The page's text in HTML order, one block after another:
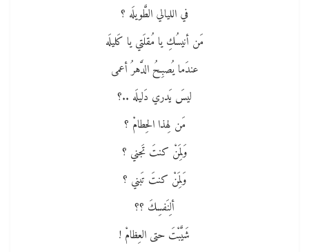
في الليالي الطَّويلَه ؟
مَن أنيسُكِ يا مُقلَتي يا كَليلَه
عندَما يُصبِحُ الدَّهرُ أعمى
ليسَ يَدري دَليلَه ..؟
مَن لِهذا الحِطامْ ؟
وَلِمَنْ كنتَ تَجني ؟
وَلِمَنْ كنتَ تَبني ؟
ألِنَفسِكَ ؟؟
شَيَّبْتَ حتى العِظامْ !